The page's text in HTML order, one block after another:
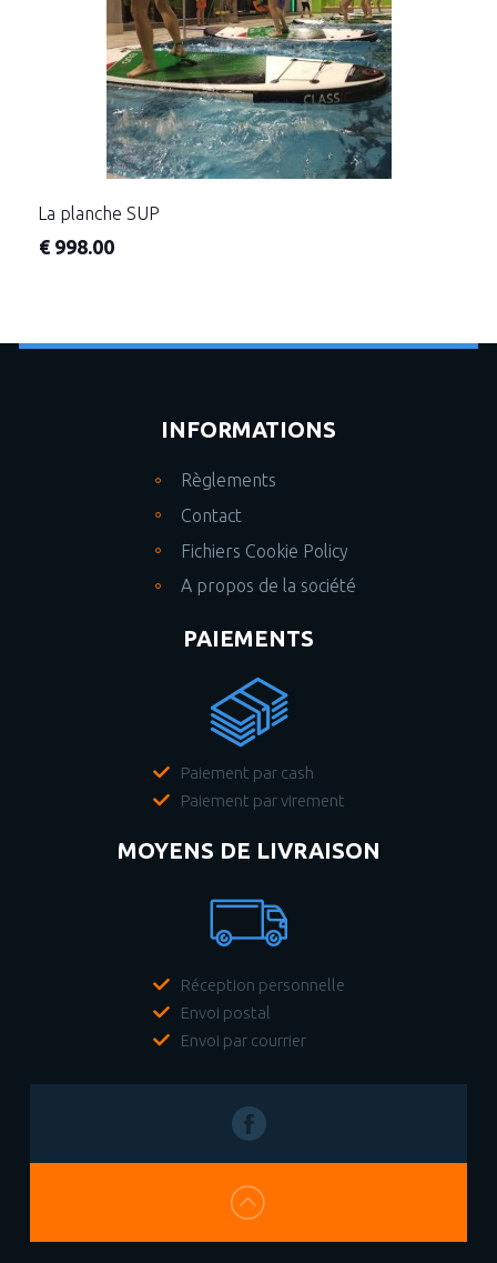
La planche SUP
€ 998.00
INFORMATIONS
Règlements
Contact
Fichiers Cookie Policy
A propos de la société
PAIEMENTS
Paiement par cash
Paiement par virement
MOYENS DE LIVRAISON
Réception personnelle
Envoi postal
Envoi par courrier